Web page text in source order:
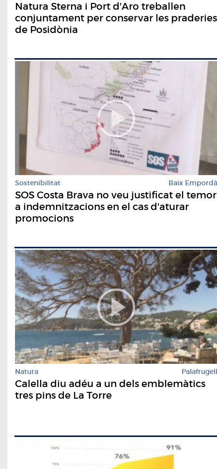
Natura Sterna i Port d'Aro treballen
conjuntament per conservar les praderies
de Posidònia
Sostenibilitat Baix Empordà
SOS Costa Brava no veu justificat el temor
a indemnitzacions en el cas d'aturar
promocions
Natura Palafrugell
Calella diu adéu a un dels emblemàtics
tres pins de La Torre